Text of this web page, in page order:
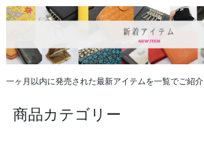
一ヶ月以内に発売された最新アイテムを一覧でご紹介
商品カテゴリー